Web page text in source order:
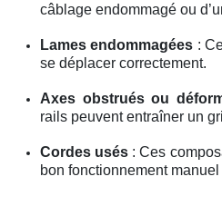
câblage endommagé ou
Lames endommagées :
se déplacer correctement.
Axes obstrués ou
rails peuvent entraîner un
Cordes usés : Ces
bon fonctionnement